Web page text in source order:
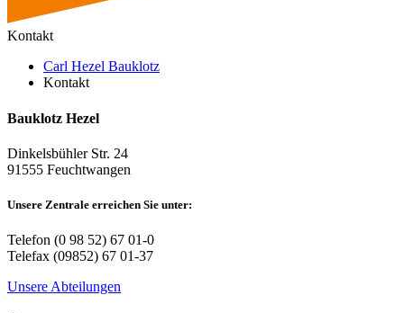
Kontakt
Carl Hezel Bauklotz
Kontakt
Bauklotz Hezel
Dinkelsbühler Str. 24
91555 Feuchtwangen
Unsere Zentrale erreichen Sie unter:
Telefon (0 98 52) 67 01-0
Telefax (09852) 67 01-37
Unsere Abteilungen